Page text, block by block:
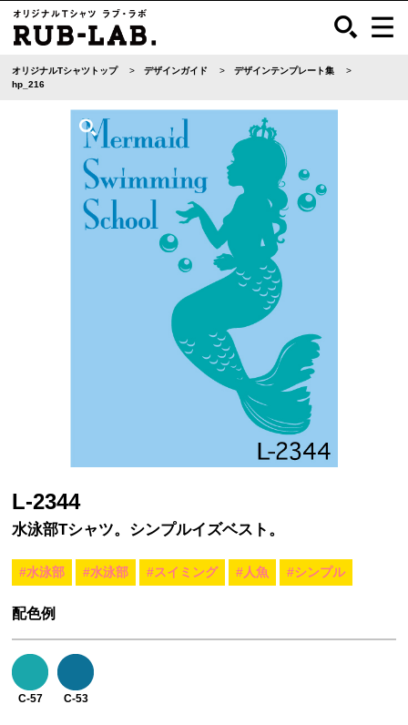
オリジナルTシャツトップ デザインガイド
デザインテンプレート集
hp_216
L-2344
水泳部Tシャツ。シンプルイズベスト。
#水泳部 #水泳部 #スイミング #人魚 #シンプル
配色例
C-57 C-53